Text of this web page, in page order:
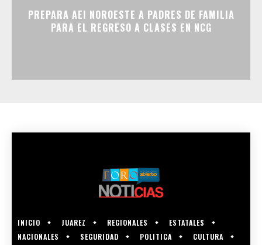
PREPARA AEI NOROESTE A PADRES DE FAMILIA
PARA EL REGRESO A CLASES EN NCG
INICIO JUAREZ REGIONALES
ESTATALES
NACIONALES
SEGURIDAD POLITICA CULTURA